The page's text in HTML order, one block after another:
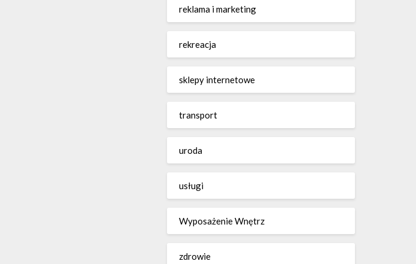
reklama i marketing
rekreacja
sklepy internetowe
transport
uroda
usługi
Wyposażenie Wnętrz
zdrowie